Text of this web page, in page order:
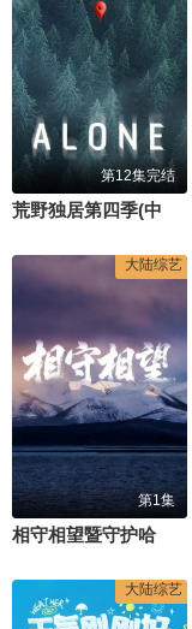
第12集完结
大陆综艺
第1集
相守相望暨守护哈拉湖行动
大陆综艺